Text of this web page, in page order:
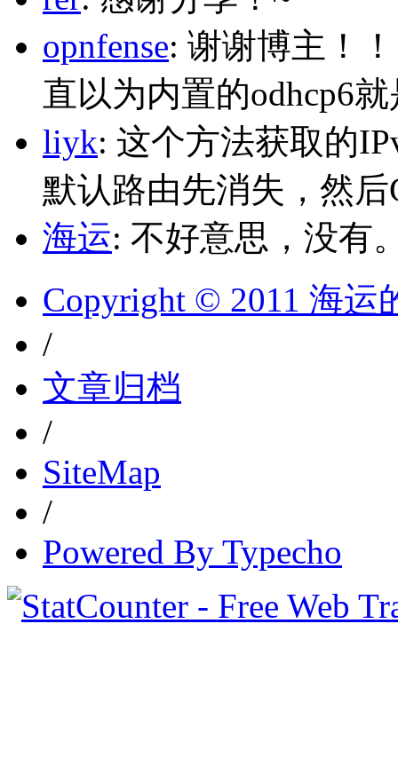
opnfense: 谢谢博主！
直以为内置的odhcp6
liyk: 这个方法获取的
默认路由先消失，然
海运: 不好意思，没有
Copyright © 2011 海运
/
文章归档
/
SiteMap
/
Powered By Typecho